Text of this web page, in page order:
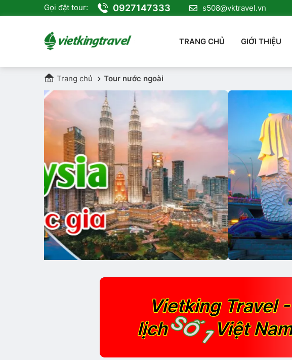
Gọi đặt tour: 0927147333 s508@vktravel.vn
TRANG CHỦ GIỚI THIỆU
Trang chủ Tour nước ngoài
Vietking Travel
lịchSỐ 1Việt